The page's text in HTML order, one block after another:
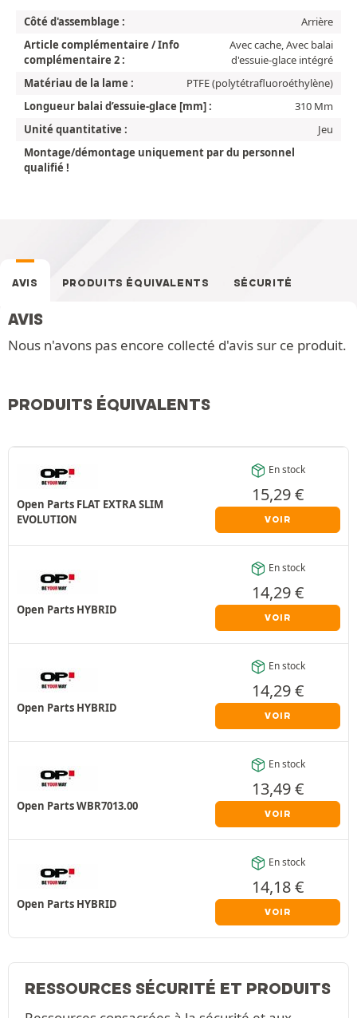
Côté d'assemblage :
Arrière
Article complémentaire / Info
complémentaire 2 :
Avec cache, Avec balai
d'essuie-glace intégré
Matériau de la lame :
PTFE (polytétrafluoroéthylène)
Longueur balai d’essuie-glace [mm] :
310 Mm
Unité quantitative :
Jeu
Montage/démontage uniquement par du personnel
qualifié !
AVIS PRODUITS ÉQUIVALENTS SÉCURITÉ
AVIS
Nous n'avons pas encore collecté d'avis sur ce produit.
PRODUITS ÉQUIVALENTS
Open Parts FLAT EXTRA SLIM
EVOLUTION
En stock
15,29€
VOIR
Open Parts HYBRID
En stock
14,29€
VOIR
Open Parts HYBRID
En stock
14,29€
VOIR
Open Parts WBR7013.00
En stock
13,49€
VOIR
Open Parts HYBRID
En stock
14,18€
VOIR
RESSOURCES SÉCURITÉ ET PRODUITS